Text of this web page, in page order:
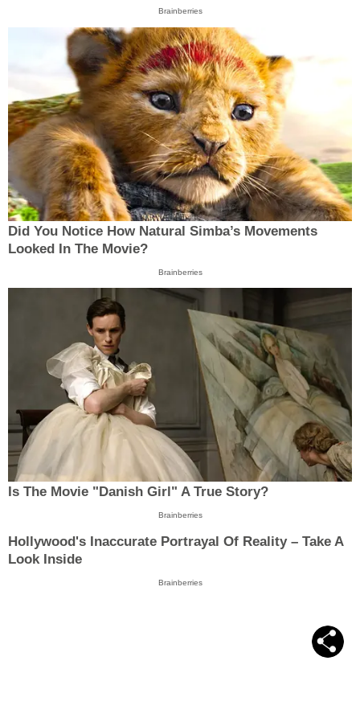
Brainberries
Did You Notice How Natural Simba’s Movements
Looked In The Movie?
Brainberries
Is The Movie "Danish Girl" A True Story?
Brainberries
Hollywood's Inaccurate Portrayal Of Reality – Take A
Look Inside
Brainberries